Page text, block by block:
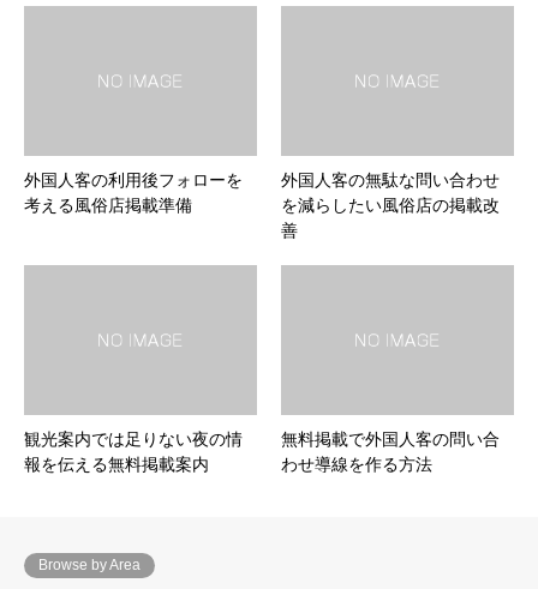
外国人客の利用後フォローを
考える風俗店掲載準備
外国人客の無駄な問い合わせ
を減らしたい風俗店の掲載改
善
観光案内では足りない夜の情
報を伝える無料掲載案内
無料掲載で外国人客の問い合
わせ導線を作る方法
Browse by Area